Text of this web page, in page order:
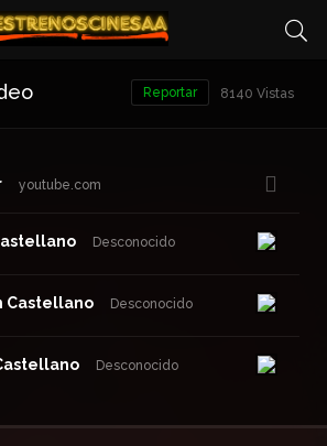
8140 Vistas
Reportar
youtube.com
Desconocido
Castellano Desconocido
Desconocido